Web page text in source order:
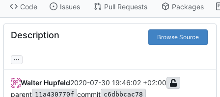
Code Issues Pull Requests Packages
Description Browse Source
...
Walter Hupfeld2020-07-30 19:46:02 +02:00
parent 11a430770f commit c6dbbcac78